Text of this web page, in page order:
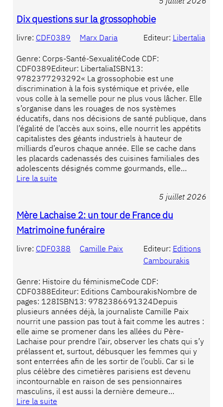
Dix questions sur la grossophobie
livre: CDF0389 Marx Daria Editeur: Libertalia
Genre: Corps-Santé-SexualitéCode CDF:
CDF0389Editeur: LibertaliaISBN13:
9782377293292« La grossophobie est une
discrimination à la fois systémique et privée, elle
vous colle à la semelle pour ne plus vous lâcher. Elle
s’organise dans les rouages de nos systèmes
éducatifs, dans nos décisions de santé publique, dans
l’égalité de l’accès aux soins, elle nourrit les appétits
capitalistes des géants industriels à hauteur de
milliards d’euros chaque année. Elle se cache dans
les placards cadenassés des cuisines familiales des
adolescents désignés comme gourmands, elle…
Lire la suite
5 juillet 2026
Mère Lachaise 2: un tour de France du
Matrimoine funéraire
livre: CDF0388 Camille Paix Editeur: Editions
Cambourakis
Genre: Histoire du féminismeCode CDF:
CDF0388Editeur: Editions CambourakisNombre de
pages: 128ISBN13: 9782386691324Depuis
plusieurs années déjà, la journaliste Camille Paix
nourrit une passion pas tout à fait comme les autres :
elle aime se promener dans les allées du Père-
Lachaise pour prendre l’air, observer les chats qui s’y
prélassent et, surtout, débusquer les femmes qui y
sont enterrées afin de les sortir de l’oubli. Car si le
plus célèbre des cimetières parisiens est devenu
incontournable en raison de ses pensionnaires
masculins, il est aussi la dernière demeure…
Lire la suite